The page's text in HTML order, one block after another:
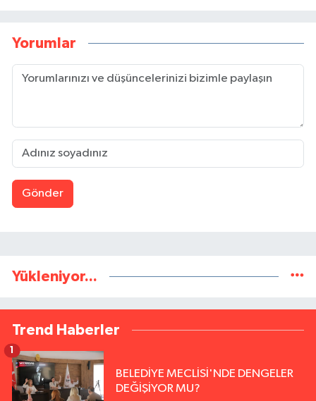
Yorumlar
Gönder
Yükleniyor...
Trend Haberler
BELEDİYE MECLİSİ'NDE DENGELER
DEĞİŞİYOR MU?
1